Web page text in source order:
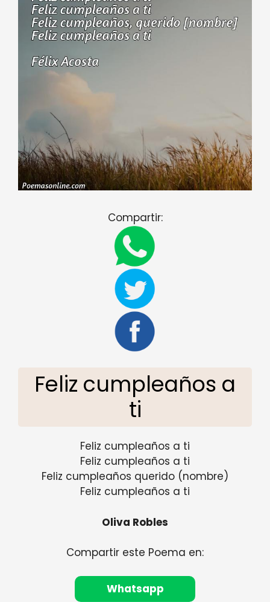
Compartir:
Feliz cumpleaños a
ti
Feliz cumpleaños a ti
Feliz cumpleaños a ti
Feliz cumpleaños querido (nombre)
Feliz cumpleaños a ti
Oliva Robles
Compartir este Poema en:
Whatsapp